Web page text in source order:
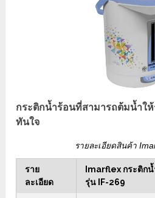
กระติกน้ำร้อนที่สามารถต้มน้ำให้
ทันใจ
รายละเอียดสินค้า
ราย
ละเอียด
Imarflex กระติก
รุ่น IF-269